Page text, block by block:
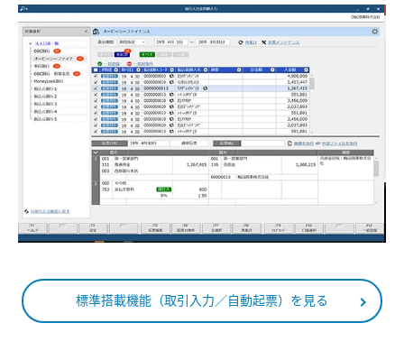
標準搭載機能（取引入力／自動起票）を見る